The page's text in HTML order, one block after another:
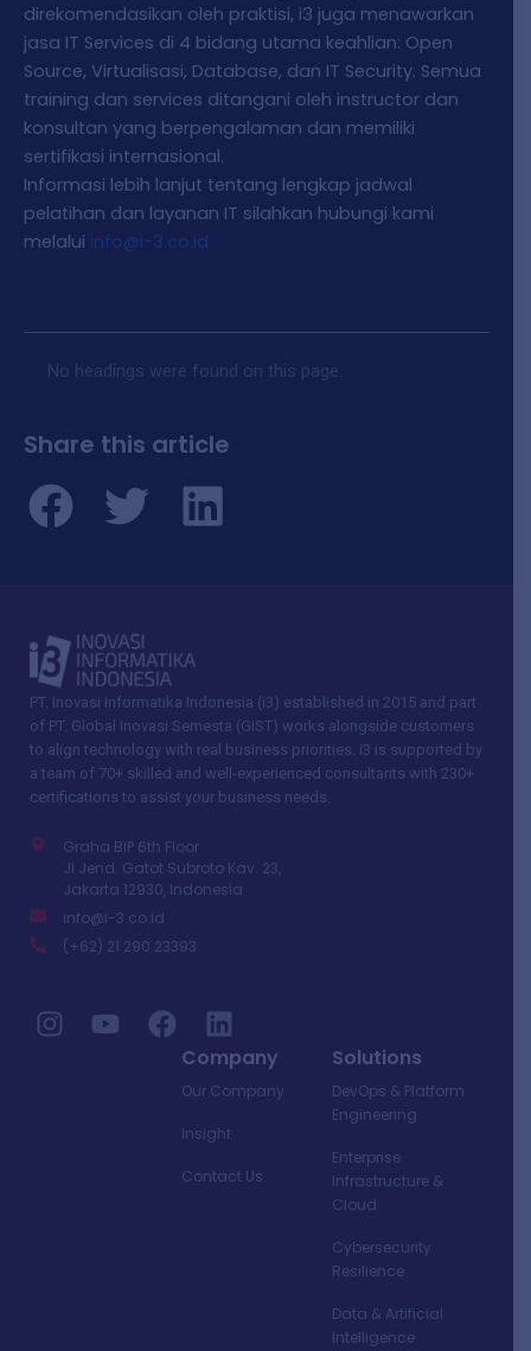
direkomendasikan oleh praktisi, i3 juga menawarkan
jasa IT Services di 4 bidang utama keahlian: Open
Source, Virtualisasi, Database, dan IT Security. Semua
training dan services ditangani oleh instructor dan
konsultan yang berpengalaman dan memiliki
sertifikasi internasional.
Informasi lebih lanjut tentang lengkap jadwal
pelatihan dan layanan IT silahkan hubungi kami
melalui info@i-3.co.id
No headings were found on this page.
Share this article
PT. Inovasi Informatika Indonesia (i3) established in 2015 and part
of PT. Global Inovasi Semesta (GIST) works alongside customers
to align technology with real business priorities. i3 is supported by
a team of 70+ skilled and well-experienced consultants with 230+
certifications to assist your business needs.
Graha BIP 6th Floor
Jl Jend. Gatot Subroto Kav. 23,
Jakarta 12930, Indonesia
info@i-3.co.id
(+62) 21 290 23393
I
n
Y
F
a
L
i
n
k
e
i
Company
Our Company
Insight
Contact Us
Solutions
DevOps & Platform
Engineering
Enterprise
Infrastructure &
Cloud
Cybersecurity
Resilience
Data & Artificial
Intelligence